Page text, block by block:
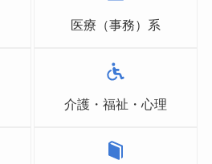
医療（事務）系
介護・福祉・心理